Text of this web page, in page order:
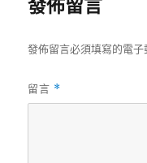
發佈留言
發佈留言必須填寫的電子
留言 *